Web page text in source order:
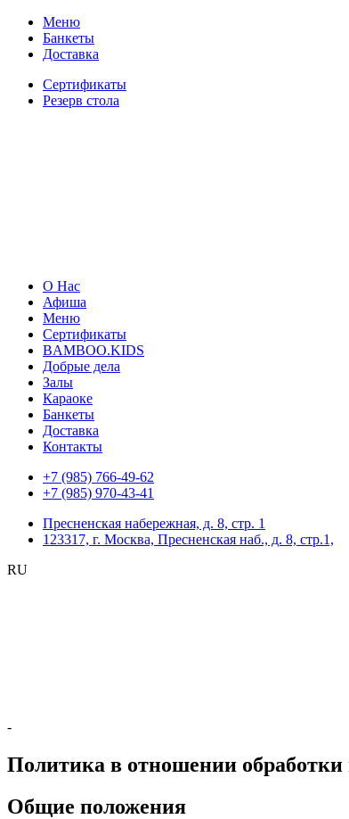
Меню
Банкеты
Доставка
Сертификаты
Резерв стола
О Нас
Афиша
Меню
Сертификаты
BAMBOO.KIDS
Добрые дела
Залы
Караоке
Банкеты
Доставка
Контакты
+7 (985) 766-49-62
+7 (985) 970-43-41
Пресненская набережная, д. 8, стр. 1
123317, г. Москва, Пресненская наб., д. 8, стр.1,
RU
-
Политика в отношении
Общие положения